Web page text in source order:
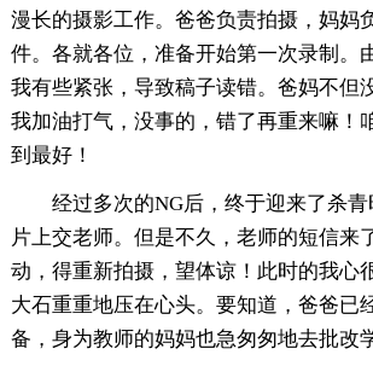
漫长的摄影工作。爸爸负责拍摄，妈妈
件。各就各位，准备开始第一次录制。
我有些紧张，导致稿子读错。爸妈不但
我加油打气，没事的，错了再重来嘛！
到最好！
经过多次的NG后，终于迎来了杀
片上交老师。但是不久，老师的短信来
动，得重新拍摄，望体谅！此时的我心
大石重重地压在心头。要知道，爸爸已
备，身为教师的妈妈也急匆匆地去批改